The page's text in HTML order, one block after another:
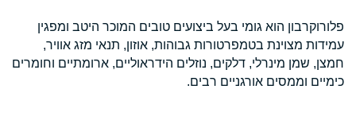
פלורוקרבון הוא גומי בעל ביצועים טובים המוכר היטב ומפגין
עמידות מצוינת בטמפרטורות גבוהות, אוזון, תנאי מזג אוויר,
חמצן, שמן מינרלי, דלקים, נוזלים הידראוליים, ארומתיים וחומרים
כימיים וממסים אורגניים רבים.